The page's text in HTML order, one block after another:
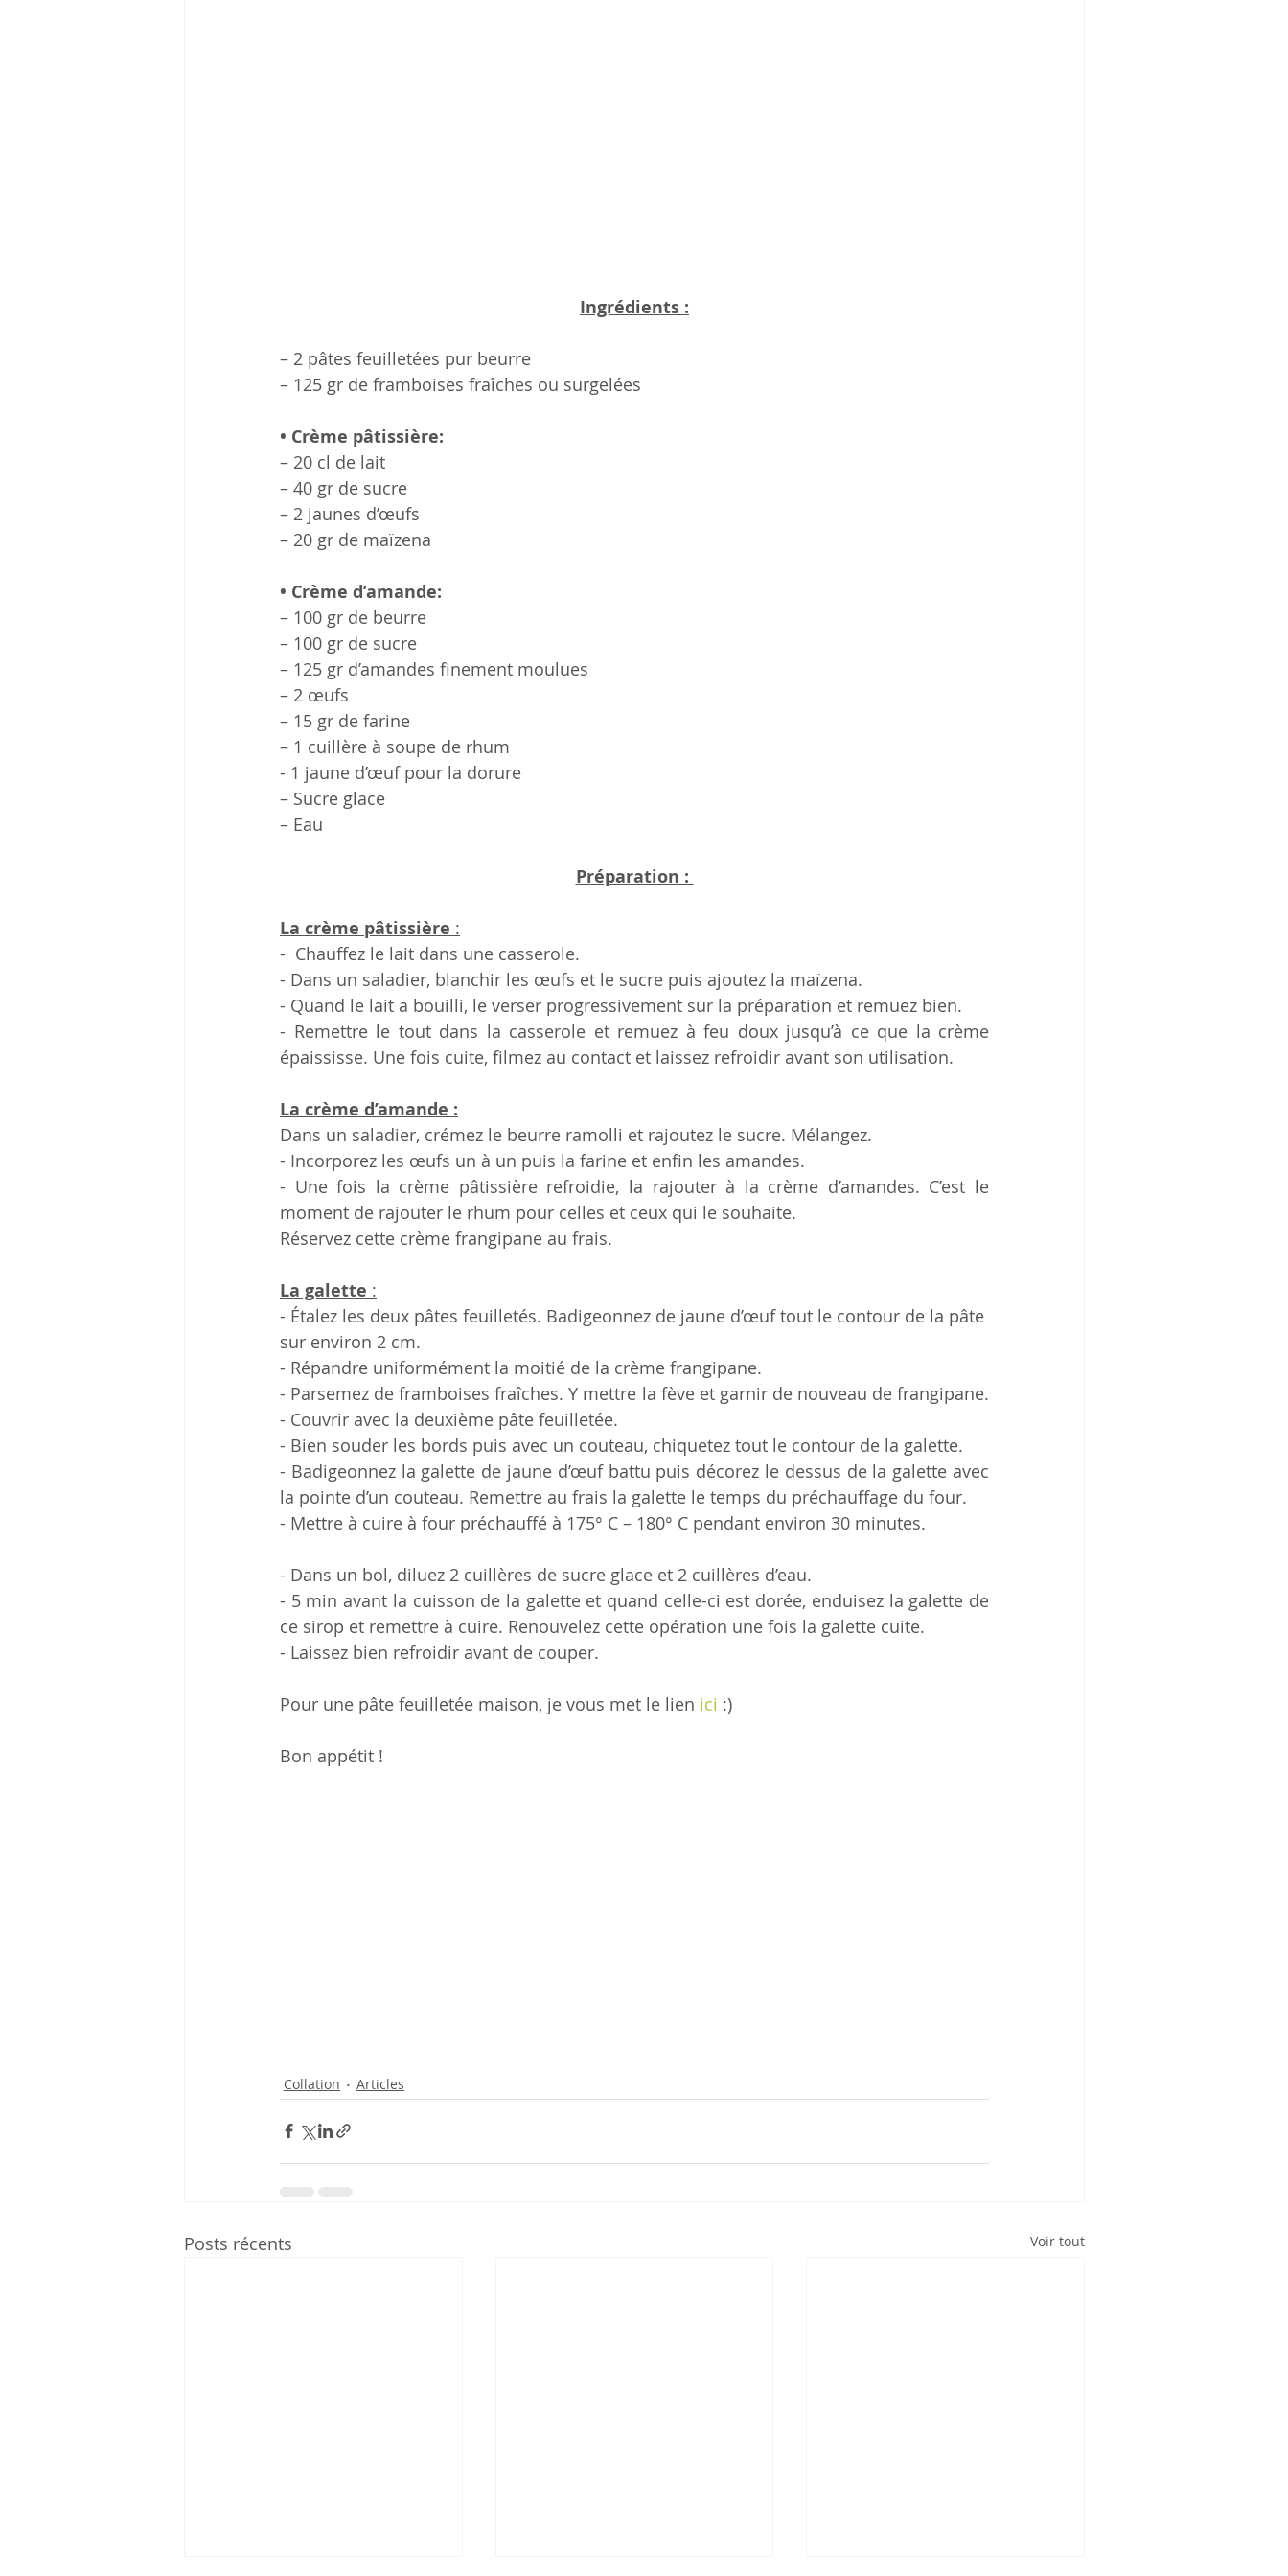
Ingrédients :
– 2 pâtes feuilletées pur beurre
– 125 gr de framboises fraîches ou surgelées
• Crème pâtissière:
– 20 cl de lait
– 40 gr de sucre
– 2 jaunes d’œufs
– 20 gr de maïzena
• Crème d’amande:
– 100 gr de beurre
– 100 gr de sucre
– 125 gr d’amandes finement moulues
– 2 œufs
– 15 gr de farine
– 1 cuillère à soupe de rhum
- 1 jaune d’œuf pour la dorure
– Sucre glace
– Eau
Préparation :
La crème pâtissière :
-  Chauffez le lait dans une casserole.
- Dans un saladier, blanchir les œufs et le sucre puis ajoutez la maïzena.
- Quand le lait a bouilli, le verser progressivement sur la préparation et remuez bien.
- Remettre le tout dans la casserole et remuez à feu doux jusqu’à ce que la crème
épaississe. Une fois cuite, filmez au contact et laissez refroidir avant son utilisation.
La crème d’amande :
Dans un saladier, crémez le beurre ramolli et rajoutez le sucre. Mélangez.
- Incorporez les œufs un à un puis la farine et enfin les amandes.
- Une fois la crème pâtissière refroidie, la rajouter à la crème d’amandes. C’est le
moment de rajouter le rhum pour celles et ceux qui le souhaite.
Réservez cette crème frangipane au frais.
La galette :
- Étalez les deux pâtes feuilletés. Badigeonnez de jaune d’œuf tout le contour de la pâte
sur environ 2 cm.
- Répandre uniformément la moitié de la crème frangipane.
- Parsemez de framboises fraîches. Y mettre la fève et garnir de nouveau de frangipane.
- Couvrir avec la deuxième pâte feuilletée.
- Bien souder les bords puis avec un couteau, chiquetez tout le contour de la galette.
- Badigeonnez la galette de jaune d’œuf battu puis décorez le dessus de la galette avec
la pointe d’un couteau. Remettre au frais la galette le temps du préchauffage du four.
- Mettre à cuire à four préchauffé à 175° C – 180° C pendant environ 30 minutes.
- Dans un bol, diluez 2 cuillères de sucre glace et 2 cuillères d’eau.
- 5 min avant la cuisson de la galette et quand celle-ci est dorée, enduisez la galette de
ce sirop et remettre à cuire. Renouvelez cette opération une fois la galette cuite.
- Laissez bien refroidir avant de couper.
Pour une pâte feuilletée maison, je vous met le lien ici :)
Bon appétit !
Collation Articles
Posts récents Voir tout